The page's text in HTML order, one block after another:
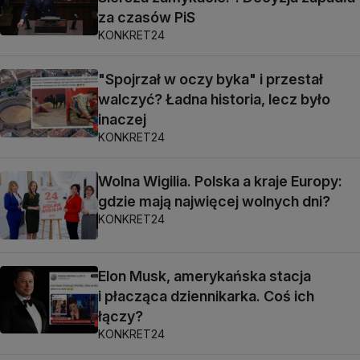
za czasów PiS
KONKRET24
"Spojrzał w oczy byka" i przestał
walczyć? Ładna historia, lecz było
inaczej
KONKRET24
Wolna Wigilia. Polska a kraje Europy:
gdzie mają najwięcej wolnych dni?
KONKRET24
Elon Musk, amerykańska stacja
i płacząca dziennikarka. Coś ich
łączy?
KONKRET24